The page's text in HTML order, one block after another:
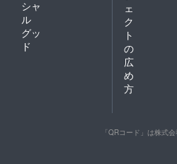
シャ
ル
グッ
ド
ェ
ク
ト
の
広
め
方
「QRコード」は株式